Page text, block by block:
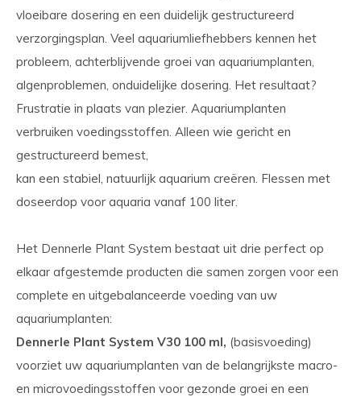
vloeibare dosering en een duidelijk gestructureerd
verzorgingsplan. Veel aquariumliefhebbers kennen het
probleem, achterblijvende groei van aquariumplanten,
algenproblemen, onduidelijke dosering. Het resultaat?
Frustratie in plaats van plezier. Aquariumplanten
verbruiken voedingsstoffen. Alleen wie gericht en
gestructureerd bemest,
kan een stabiel, natuurlijk aquarium creëren. Flessen met
doseerdop voor aquaria vanaf 100 liter.
Het Dennerle Plant System bestaat uit drie perfect op
elkaar afgestemde producten die samen zorgen voor een
complete en uitgebalanceerde voeding van uw
aquariumplanten:
Dennerle Plant System V30 100 ml, (basisvoeding)
voorziet uw aquariumplanten van de belangrijkste macro-
en microvoedingsstoffen voor gezonde groei en een